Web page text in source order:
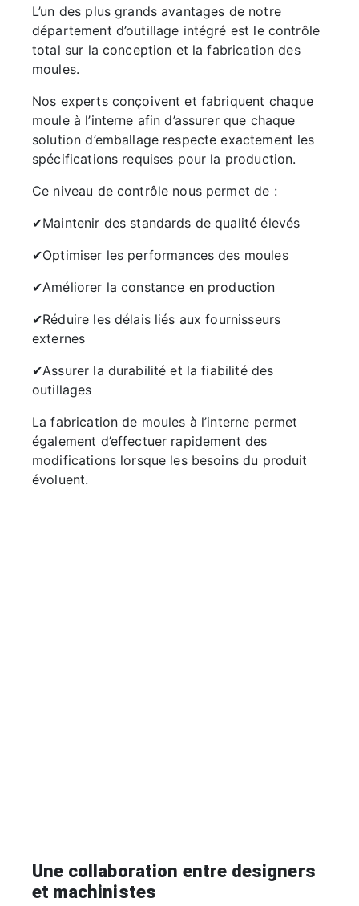
L’un des plus grands avantages de notre
département d’outillage intégré est le contrôle
total sur la conception et la fabrication des
moules.
Nos experts conçoivent et fabriquent chaque
moule à l’interne afin d’assurer que chaque
solution d’emballage respecte exactement les
spécifications requises pour la production.
Ce niveau de contrôle nous permet de :
✔Maintenir des standards de qualité élevés
✔Optimiser les performances des moules
✔Améliorer la constance en production
✔Réduire les délais liés aux fournisseurs
externes
✔Assurer la durabilité et la fiabilité des
outillages
La fabrication de moules à l’interne permet
également d’effectuer rapidement des
modifications lorsque les besoins du produit
évoluent.
Une collaboration entre designers
et machinistes